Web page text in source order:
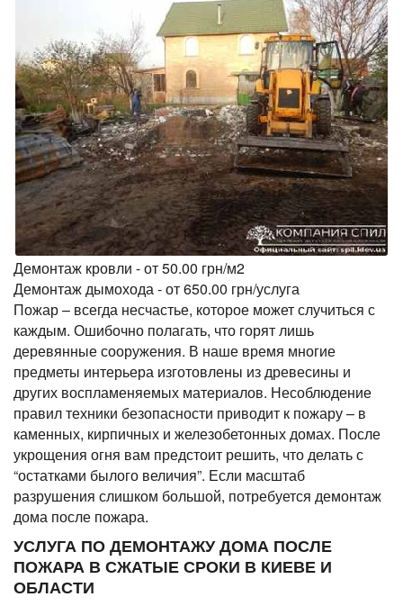
Демонтаж кровли - от 50.00 грн/м2
Демонтаж дымохода - от 650.00 грн/услуга
Пожар – всегда несчастье, которое может случиться с
каждым. Ошибочно полагать, что горят лишь
деревянные сооружения. В наше время многие
предметы интерьера изготовлены из древесины и
других воспламеняемых материалов. Несоблюдение
правил техники безопасности приводит к пожару – в
каменных, кирпичных и железобетонных домах. После
укрощения огня вам предстоит решить, что делать с
“остатками былого величия”. Если масштаб
разрушения слишком большой, потребуется демонтаж
дома после пожара.
УСЛУГА ПО ДЕМОНТАЖУ ДОМА ПОСЛЕ
ПОЖАРА В СЖАТЫЕ СРОКИ В КИЕВЕ И
ОБЛАСТИ